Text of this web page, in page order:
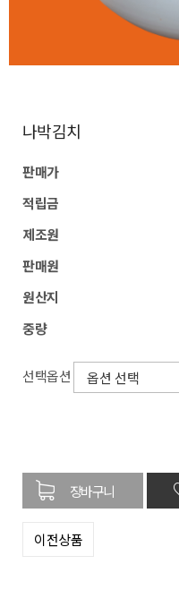
나박김치
판매가
적립금
제조원
판매원
원산지
중량
선택옵션
이전상품